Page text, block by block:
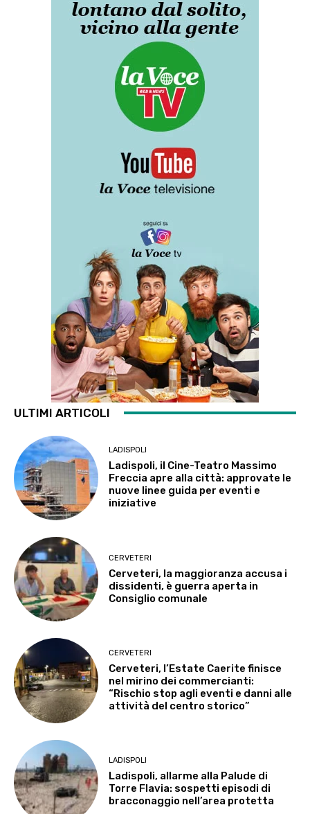
ULTIMI ARTICOLI
LADISPOLI
Ladispoli, il Cine-Teatro Massimo
Freccia apre alla città: approvate le
nuove linee guida per eventi e
iniziative
CERVETERI
Cerveteri, la maggioranza accusa i
dissidenti, è guerra aperta in
Consiglio comunale
CERVETERI
Cerveteri, l’Estate Caerite finisce
nel mirino dei commercianti:
“Rischio stop agli eventi e danni alle
attività del centro storico”
LADISPOLI
Ladispoli, allarme alla Palude di
Torre Flavia: sospetti episodi di
bracconaggio nell’area protetta